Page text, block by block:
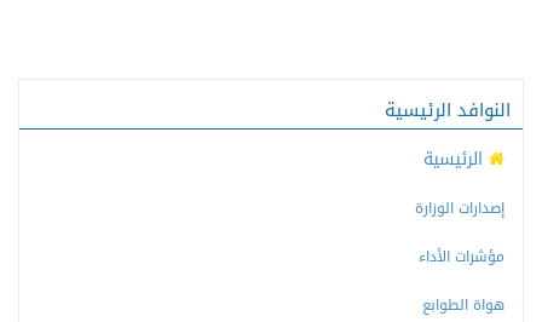
النوافد الرئيسية
الرئيسية
إصدارات الوزارة
مؤشرات الأداء
هواة الطوابع